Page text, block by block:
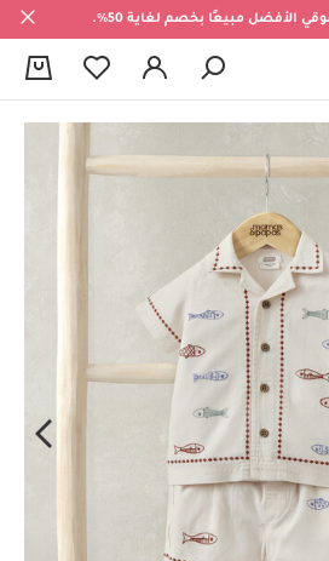
الأفضل مبيعًا بخصم لغاية 50%.